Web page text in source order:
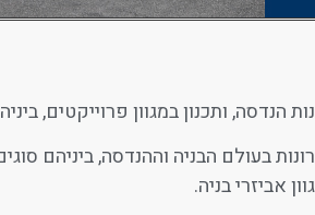
בעולם הבניה וההנדסה, ביניהם
אביזרי בניה.